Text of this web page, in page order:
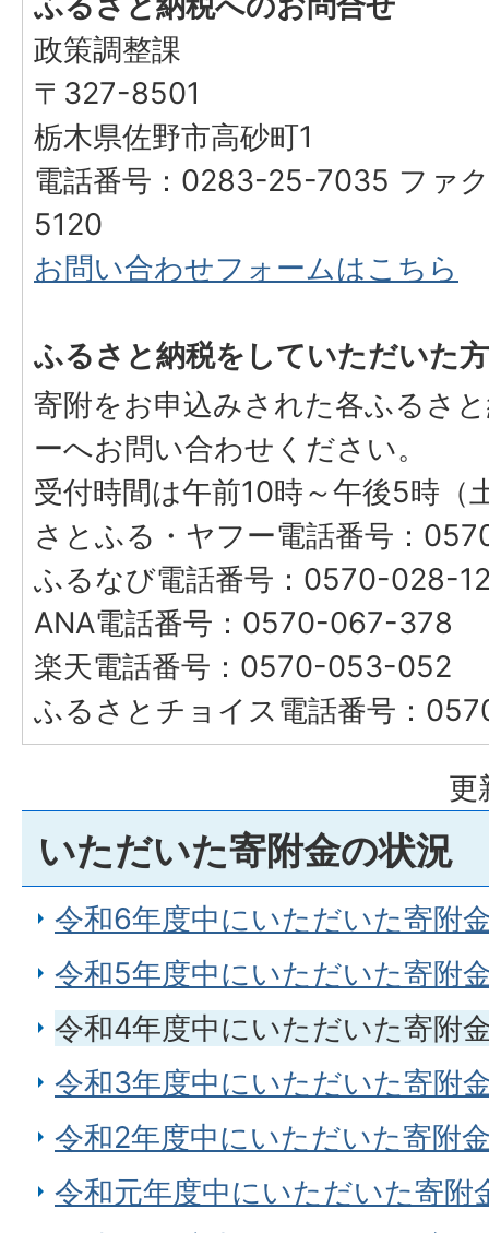
政策調整課
〒327-8501
栃木県佐野市高砂町1
電話番号：0283-25-7035 ファ
5120
お問い合わせフォームはこちら
ふるさと納税をしていただいた
寄附をお申込みされた各ふるさ
ーへお問い合わせください。
受付時間は午前10時～午後5時（
さとふる・ヤフー電話番号：
ふるなび電話番号：0570-028-
ANA電話番号：0570-067-378
楽天電話番号：0570-053-052
ふるさとチョイス電話番号：
更
いただいた寄附金の状況
令和6年度中にいただいた寄附
令和5年度中にいただいた寄附
令和4年度中にいただいた寄附
令和3年度中にいただいた寄附
令和2年度中にいただいた寄附
令和元年度中にいただいた寄附